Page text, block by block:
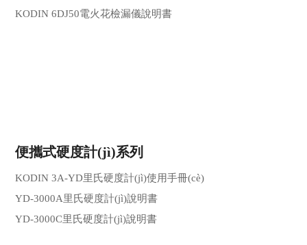
KODIN 6DJ50電火花檢漏儀說明書
便攜式硬度計(jì)系列
KODIN 3A-YD里氏硬度計(jì)使用手冊(cè)
YD-3000A里氏硬度計(jì)說明書
YD-3000C里氏硬度計(jì)說明書